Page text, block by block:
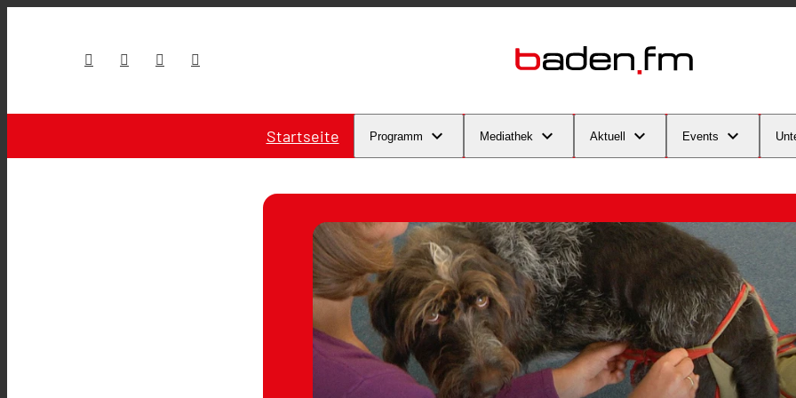
Startseite Programm Mediathek Aktuell Events